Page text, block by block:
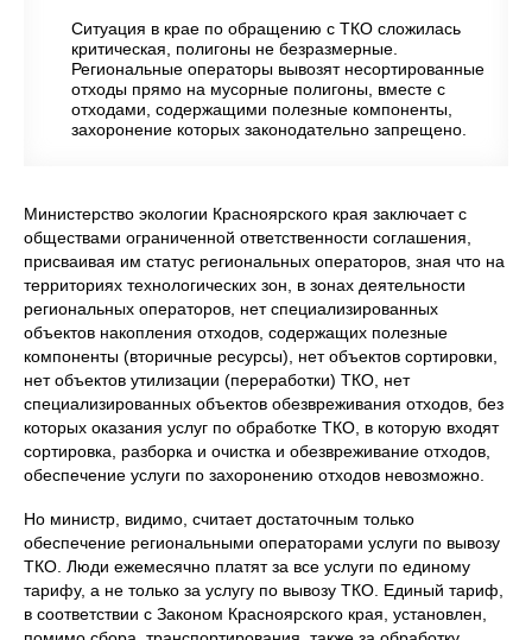
Ситуация в крае по обращению с ТКО сложилась
критическая, полигоны не безразмерные.
Региональные операторы вывозят несортированные
отходы прямо на мусорные полигоны, вместе с
отходами, содержащими полезные компоненты,
захоронение которых законодательно запрещено.
Министерство экологии Красноярского края заключает с
обществами ограниченной ответственности соглашения,
присваивая им статус региональных операторов, зная что на
территориях технологических зон, в зонах деятельности
региональных операторов, нет специализированных
объектов накопления отходов, содержащих полезные
компоненты (вторичные ресурсы), нет объектов сортировки,
нет объектов утилизации (переработки) ТКО, нет
специализированных объектов обезвреживания отходов, без
которых оказания услуг по обработке ТКО, в которую входят
сортировка, разборка и очистка и обезвреживание отходов,
обеспечение услуги по захоронению отходов невозможно.
Но министр, видимо, считает достаточным только
обеспечение региональными операторами услуги по вывозу
ТКО. Люди ежемесячно платят за все услуги по единому
тарифу, а не только за услугу по вывозу ТКО. Единый тариф,
в соответствии с Законом Красноярского края, установлен,